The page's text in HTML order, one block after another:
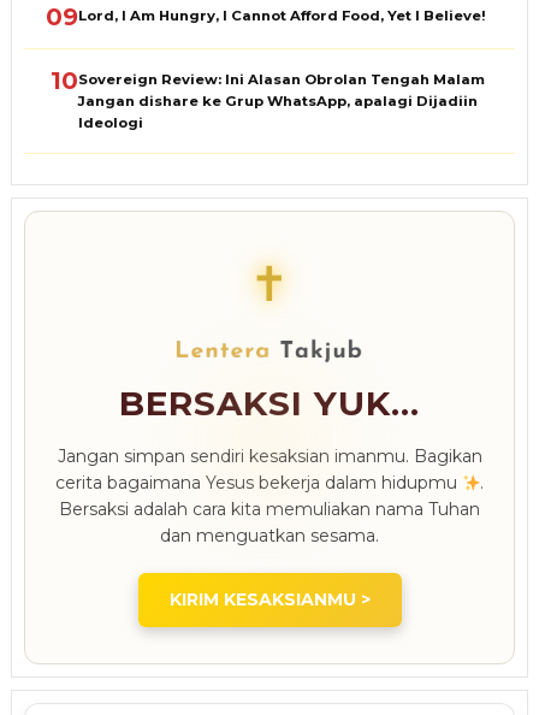
09Lord, I Am Hungry, I Cannot Afford Food, Yet I Believe!
10Sovereign Review: Ini Alasan Obrolan Tengah Malam
Jangan dishare ke Grup WhatsApp, apalagi Dijadiin
Ideologi
✝
BERSAKSI YUK...
Jangan simpan sendiri kesaksian imanmu. Bagikan
cerita bagaimana Yesus bekerja dalam hidupmu
.
Bersaksi adalah cara kita memuliakan nama Tuhan
dan menguatkan sesama.
KIRIM KESAKSIANMU >